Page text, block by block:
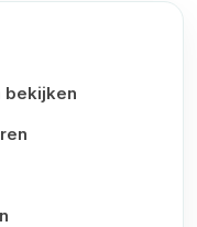
bekijken